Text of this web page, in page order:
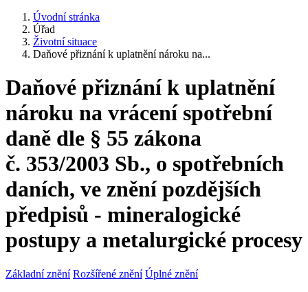
Úvodní stránka
Úřad
Životní situace
Daňové přiznání k uplatnění nároku na...
Daňové přiznání k uplatnění
nároku na vrácení spotřební
daně dle § 55 zákona
č. 353/2003 Sb., o spotřebních
daních, ve znění pozdějších
předpisů - mineralogické
postupy a metalurgické procesy
Základní znění Rozšířené znění Úplné znění